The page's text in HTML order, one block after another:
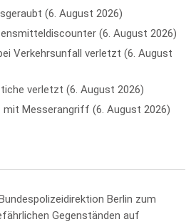
6. August 2026
6. August 2026
Verkehrsunfall verletzt 6. August
verletzt 6. August 2026
mit Messerangriff 6. August 2026
Berlin zum
Gegenständen auf